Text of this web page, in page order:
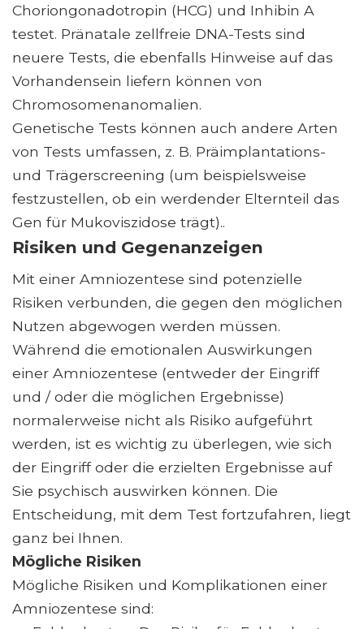
Choriongonadotropin (HCG) und Inhibin A
testet. Pränatale zellfreie DNA-Tests sind
neuere Tests, die ebenfalls Hinweise auf das
Vorhandensein liefern können von
Chromosomenanomalien.
Genetische Tests können auch andere Arten
von Tests umfassen, z. B. Präimplantations-
und Trägerscreening (um beispielsweise
festzustellen, ob ein werdender Elternteil das
Gen für Mukoviszidose trägt)..
Risiken und Gegenanzeigen
Mit einer Amniozentese sind potenzielle
Risiken verbunden, die gegen den möglichen
Nutzen abgewogen werden müssen.
Während die emotionalen Auswirkungen
einer Amniozentese (entweder der Eingriff
und / oder die möglichen Ergebnisse)
normalerweise nicht als Risiko aufgeführt
werden, ist es wichtig zu überlegen, wie sich
der Eingriff oder die erzielten Ergebnisse auf
Sie psychisch auswirken können. Die
Entscheidung, mit dem Test fortzufahren, liegt
ganz bei Ihnen.
Mögliche Risiken
Mögliche Risiken und Komplikationen einer
Amniozentese sind: